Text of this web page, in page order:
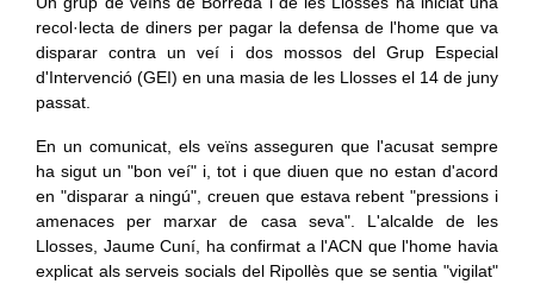
recol·lecta de diners per pagar la defensa de l'home que va
disparar contra un veí i dos mossos del Grup Especial
d'Intervenció (GEI) en una masia de les Llosses el 14 de juny
passat.
En un comunicat, els veïns asseguren que l'acusat sempre
ha sigut un "bon veí" i, tot i que diuen que no estan d'acord
en "disparar a ningú", creuen que estava rebent "pressions i
amenaces per marxar de casa seva". L'alcalde de les
Llosses, Jaume Cuní, ha confirmat a l'ACN que l'home havia
explicat als serveis socials del Ripollès que se sentia "vigilat"